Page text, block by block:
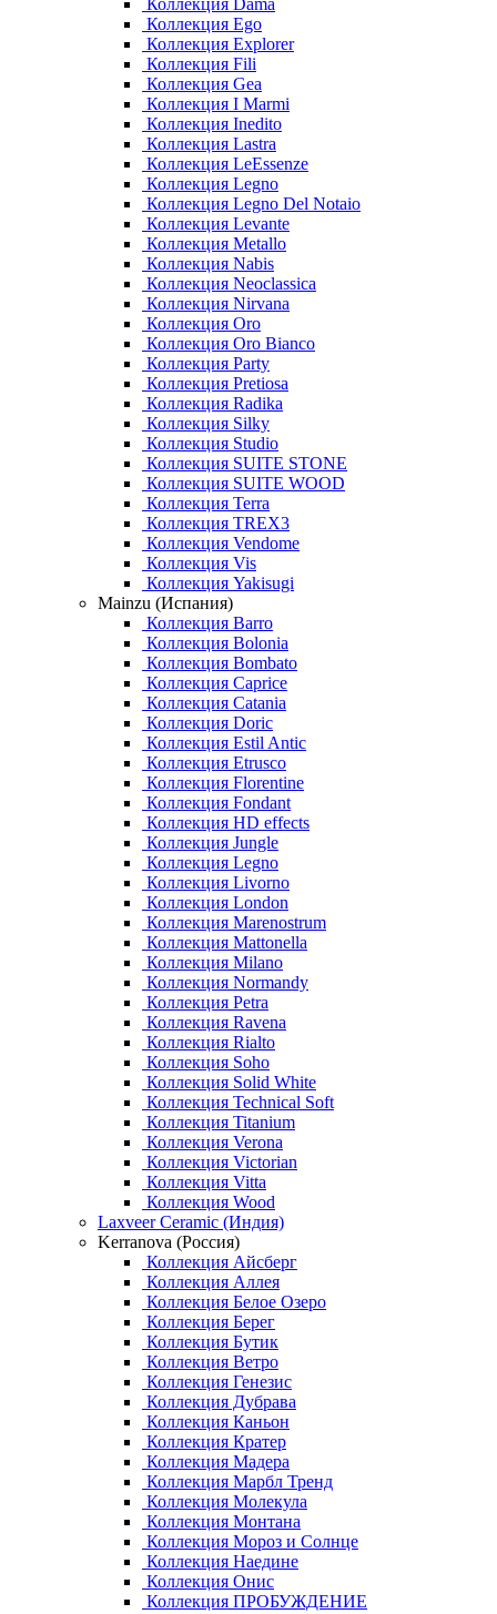
Коллекция Dama
Коллекция Ego
Коллекция Explorer
Коллекция Fili
Коллекция Gea
Коллекция I Marmi
Коллекция Inedito
Коллекция Lastra
Коллекция LeEssenze
Коллекция Legno
Коллекция Legno Del Notaio
Коллекция Levante
Коллекция Metallo
Коллекция Nabis
Коллекция Neoclassica
Коллекция Nirvana
Коллекция Oro
Коллекция Oro Bianco
Коллекция Party
Коллекция Pretiosa
Коллекция Radika
Коллекция Silky
Коллекция Studio
Коллекция SUITE STONE
Коллекция SUITE WOOD
Коллекция Terra
Коллекция TREX3
Коллекция Vendome
Коллекция Vis
Коллекция Yakisugi
Mainzu (Испания)
Коллекция Barro
Коллекция Bolonia
Коллекция Bombato
Коллекция Caprice
Коллекция Catania
Коллекция Doric
Коллекция Estil Antic
Коллекция Etrusco
Коллекция Florentine
Коллекция Fondant
Коллекция HD effects
Коллекция Jungle
Коллекция Legno
Коллекция Livorno
Коллекция London
Коллекция Marenostrum
Коллекция Mattonella
Коллекция Milano
Коллекция Normandy
Коллекция Petra
Коллекция Ravena
Коллекция Rialto
Коллекция Soho
Коллекция Solid White
Коллекция Technical Soft
Коллекция Titanium
Коллекция Verona
Коллекция Victorian
Коллекция Vitta
Коллекция Wood
Laxveer Ceramic (Индия)
Kerranova (Россия)
Коллекция Айсберг
Коллекция Аллея
Коллекция Белое Озеро
Коллекция Берег
Коллекция Бутик
Коллекция Ветро
Коллекция Генезис
Коллекция Дубрава
Коллекция Каньон
Коллекция Кратер
Коллекция Мадера
Коллекция Марбл Тренд
Коллекция Молекула
Коллекция Монтана
Коллекция Мороз и Солнце
Коллекция Наедине
Коллекция Онис
Коллекция ПРОБУЖДЕНИЕ